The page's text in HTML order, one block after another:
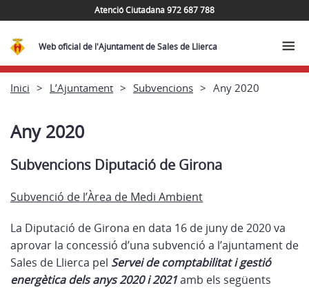
Atenció Ciutadana 972 687 788
Web oficial de l'Ajuntament de Sales de Llierca
Inici L’Ajuntament Subvencions Any 2020
Any 2020
Subvencions Diputació de Girona
Subvenció de l’Àrea de Medi Ambient
La Diputació de Girona en data 16 de juny de 2020 va
aprovar la concessió d’una subvenció a l’ajuntament de
Sales de Llierca pel Servei de comptabilitat i gestió
energètica dels anys 2020 i 2021amb els següents